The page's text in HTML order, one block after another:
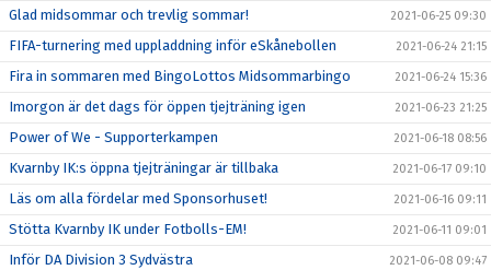
Glad midsommar och trevlig sommar! 2021-06-25 09:30
FIFA-turnering med uppladdning inför eSkånebollen 2021-06-24 21:15
Fira in sommaren med BingoLottos Midsommarbingo 2021-06-24 15:36
Imorgon är det dags för öppen tjejträning igen 2021-06-23 21:25
Power of We - Supporterkampen 2021-06-18 08:56
Kvarnby IK:s öppna tjejträningar är tillbaka 2021-06-17 09:10
Läs om alla fördelar med Sponsorhuset! 2021-06-16 09:11
Stötta Kvarnby IK under Fotbolls-EM! 2021-06-11 09:01
Inför DA Division 3 Sydvästra 2021-06-08 09:47